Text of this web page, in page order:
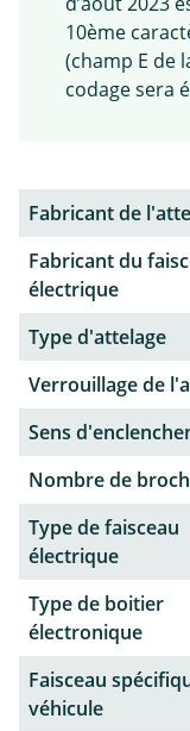
10ème
(champ E de
codage sera
Fabricant de
Fabricant du
électrique
Type d'attelage
Verrouillage de
Sens
Nombre de
Type de faisceau
électrique
Type de boitier
électronique
Faisceau
véhicule